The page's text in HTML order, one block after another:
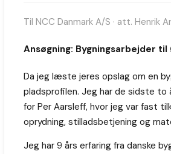
Til NCC Danmark A/S · att. Henrik
Ansøgning: Bygningsarbejder
Da jeg læste jeres opslag om en
pladsprofilen. Jeg har de sidste
for Per Aarsleff, hvor jeg var fast
oprydning, stilladsbetjening og
Jeg har 9 års erfaring fra danske